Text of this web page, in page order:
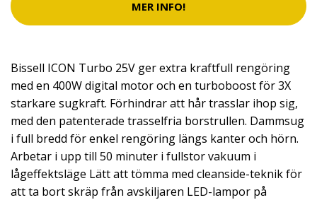
MER INFO!
Bissell ICON Turbo 25V ger extra kraftfull rengöring
med en 400W digital motor och en turboboost för 3X
starkare sugkraft. Förhindrar att hår trasslar ihop sig,
med den patenterade trasselfria borstrullen. Dammsug
i full bredd för enkel rengöring längs kanter och hörn.
Arbetar i upp till 50 minuter i fullstor vakuum i
lågeffektsläge Lätt att tömma med cleanside-teknik för
att ta bort skräp från avskiljaren LED-lampor på